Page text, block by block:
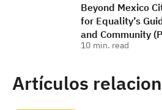
Beyond Mexico
for Equality’s
and Community
10 min. read
Artículos